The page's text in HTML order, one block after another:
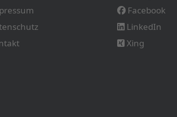
Facebook
LinkedIn
Xing